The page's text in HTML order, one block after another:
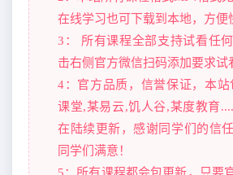
在线学习也可下载到本地，方便
3： 所有课程全部支持试看任
击右侧官方微信扫码添加要求试
4：官方品质，信誉保证，本站
课堂,某易云,饥人谷,某度教育
在陆续更新，感谢同学们的信
同学们满意！
5：所有课程都会包更新，只要